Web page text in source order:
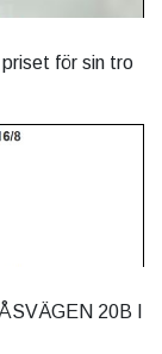
för sin tro
20B I